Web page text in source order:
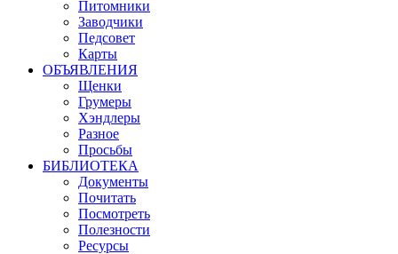
Питомники
Заводчики
Педсовет
Карты
ОБЪЯВЛЕНИЯ
Щенки
Грумеры
Хэндлеры
Разное
Просьбы
БИБЛИОТЕКА
Документы
Почитать
Посмотреть
Полезности
Ресурсы